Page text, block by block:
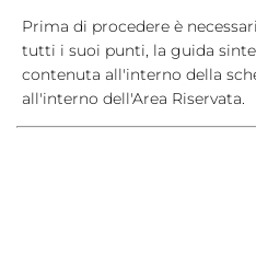
Videogallery
Cookie policy
Prima di procedere è
tutti i suoi punti, la guida
contenuta all'interno della
all'interno dell'Area Riservata.